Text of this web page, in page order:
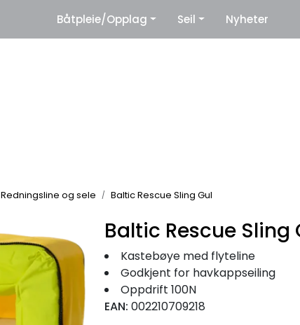
Leverandører
Båtpleie/Opplag Seil Nyheter
Redningsline og sele Baltic Rescue Sling Gul
Baltic Rescue Sling
Kastebøye med flyteline
Godkjent for havkappseiling
Oppdrift 100N
EAN: 002210709218